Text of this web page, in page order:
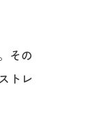
その
トレ